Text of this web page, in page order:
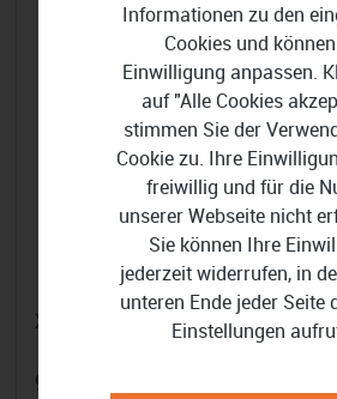
Xentral ERP
99,00 €
Informationen zu den
Cookies und
Einwilligung anpassen.
auf "Alle Cookies
stimmen Sie der
Cookie zu. Ihre
freiwillig und für die
unserer Webseite nicht
Sie können Ihre
jederzeit widerrufen, in
unteren Ende jeder Seite
Einstellungen